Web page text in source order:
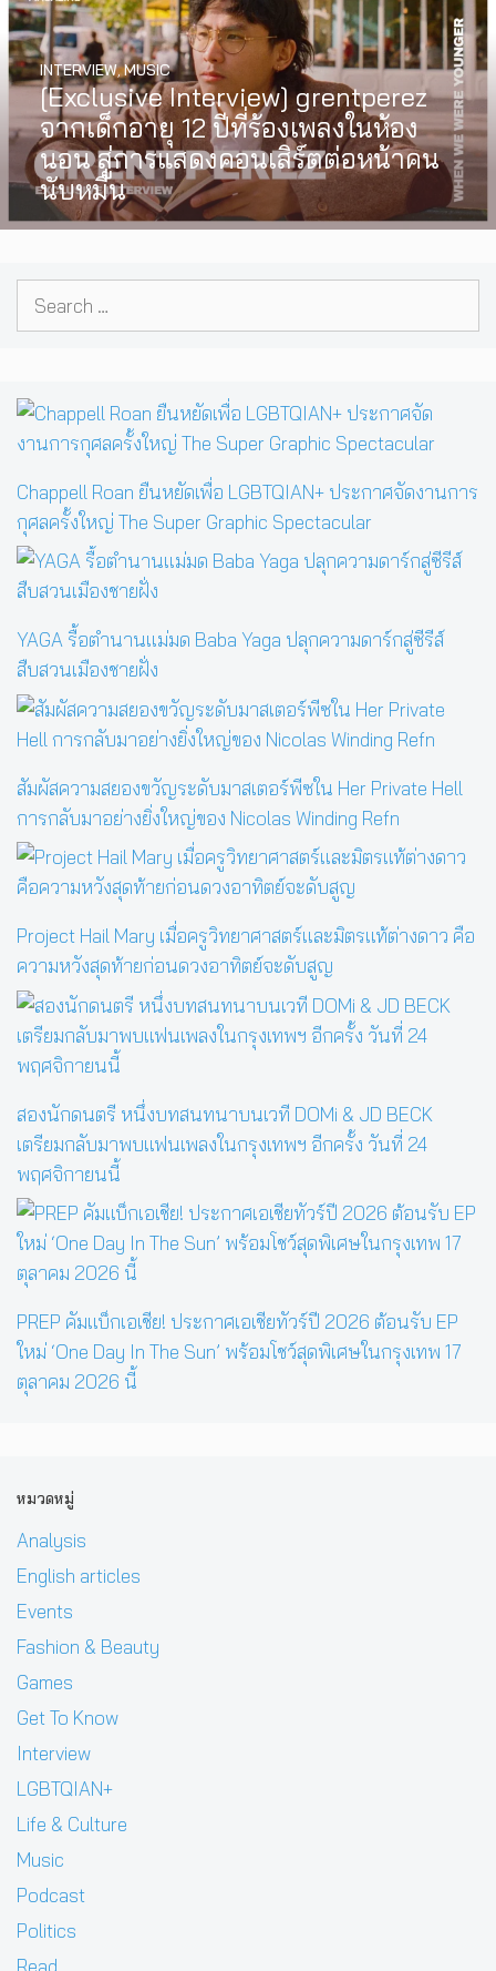
[Exclusive Interview] grentperez
จากเด็กอายุ 12 ปีที่ร้องเพลงในห้อง
นอน สู่การแสดงคอนเสิร์ตต่อหน้าคน
นับหมื่น
INTERVIEW,MUSIC
Search
Chappell Roan ยืนหยัดเพื่อ LGBTQIAN+ ประกาศจัดงานการ
กุศลครั้งใหญ่ The Super Graphic Spectacular
YAGA รื้อตำนานแม่มด Baba Yaga ปลุกความดาร์กสู่ซีรีส์
สืบสวนเมืองชายฝั่ง
สัมผัสความสยองขวัญระดับมาสเตอร์พีซใน Her Private Hell
การกลับมาอย่างยิ่งใหญ่ของ Nicolas Winding Refn
Project Hail Mary เมื่อครูวิทยาศาสตร์และมิตรแท้ต่างดาว คือ
ความหวังสุดท้ายก่อนดวงอาทิตย์จะดับสูญ
สองนักดนตรี หนึ่งบทสนทนาบนเวที DOMi & JD BECK
เตรียมกลับมาพบแฟนเพลงในกรุงเทพฯ อีกครั้ง วันที่ 24
พฤศจิกายนนี้
PREP คัมแบ็กเอเชีย! ประกาศเอเชียทัวร์ปี 2026 ต้อนรับ EP
ใหม่ ‘One Day In The Sun’ พร้อมโชว์สุดพิเศษในกรุงเทพ 17
ตุลาคม 2026 นี้
หมวดหมู่
Analysis
English articles
Events
Fashion & Beauty
Games
Get To Know
Interview
LGBTQIAN+
Life & Culture
Music
Podcast
Politics
Read